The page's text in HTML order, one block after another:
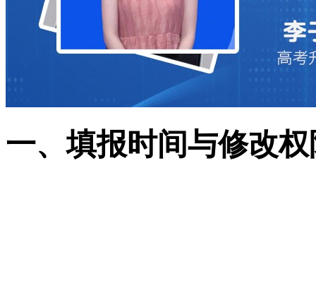
一、填报时间与修改